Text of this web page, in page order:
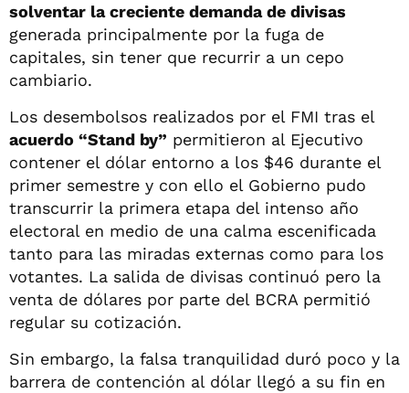
solventar la creciente demanda de divisas
generada principalmente por la fuga de
capitales, sin tener que recurrir a un cepo
cambiario.
Los desembolsos realizados por el FMI tras el
acuerdo “Stand by” permitieron al Ejecutivo
contener el dólar entorno a los $46 durante el
primer semestre y con ello el Gobierno pudo
transcurrir la primera etapa del intenso año
electoral en medio de una calma escenificada
tanto para las miradas externas como para los
votantes. La salida de divisas continuó pero la
venta de dólares por parte del BCRA permitió
regular su cotización.
Sin embargo, la falsa tranquilidad duró poco y la
barrera de contención al dólar llegó a su fin en